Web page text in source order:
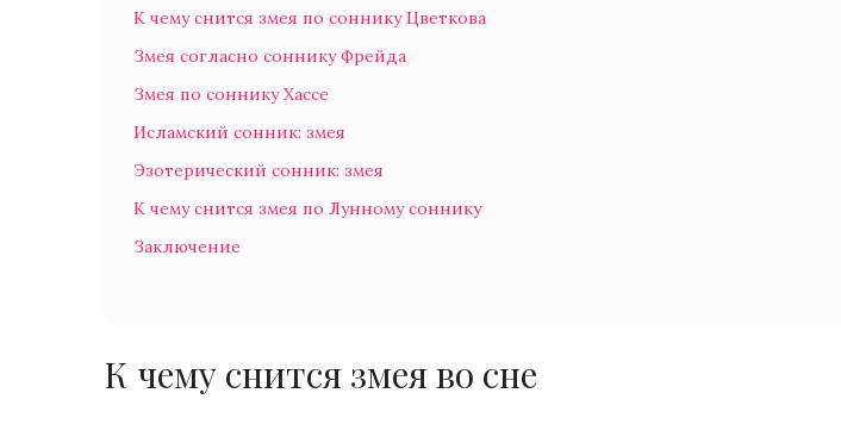
К чему снится змея по соннику Цветкова
Змея согласно соннику Фрейда
Змея по соннику Хассе
Исламский сонник: змея
Эзотерический сонник: змея
К чему снится змея по Лунному соннику
Заключение
К чему снится змея во сне